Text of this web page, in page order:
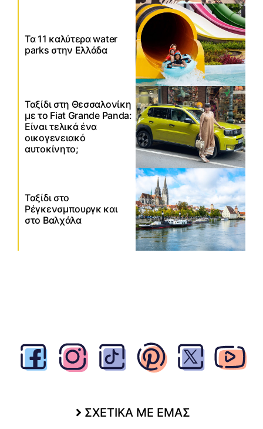
Τα 11 καλύτερα water
parks στην Ελλάδα
Ταξίδι στη Θεσσαλονίκη
με το Fiat Grande Panda:
Είναι τελικά ένα
οικογενειακό
αυτοκίνητο;
Ταξίδι στο
Ρέγκενσμπουργκ και
στο Βαλχάλα
ΣΧΕΤΙΚΑ ΜΕ ΕΜΑΣ